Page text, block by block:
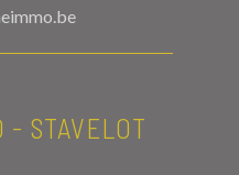
- STAVELOT